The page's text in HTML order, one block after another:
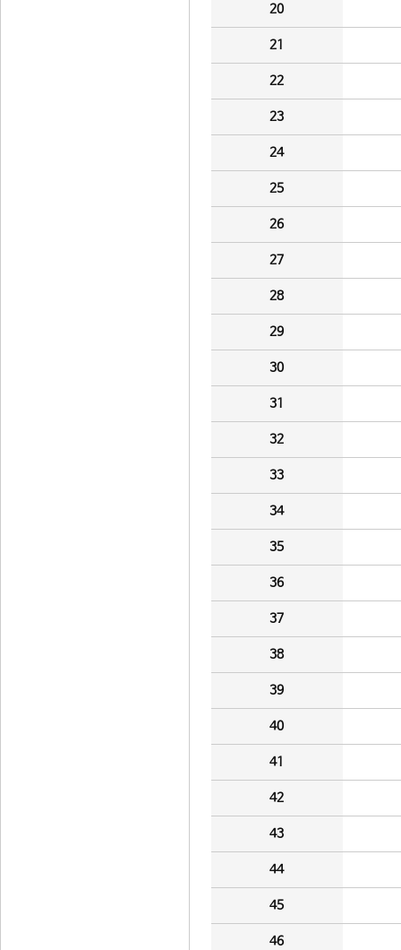
20
21
22
23
24
25
26
27
28
29
30
31
32
33
34
35
36
37
38
39
40
41
42
43
44
45
46